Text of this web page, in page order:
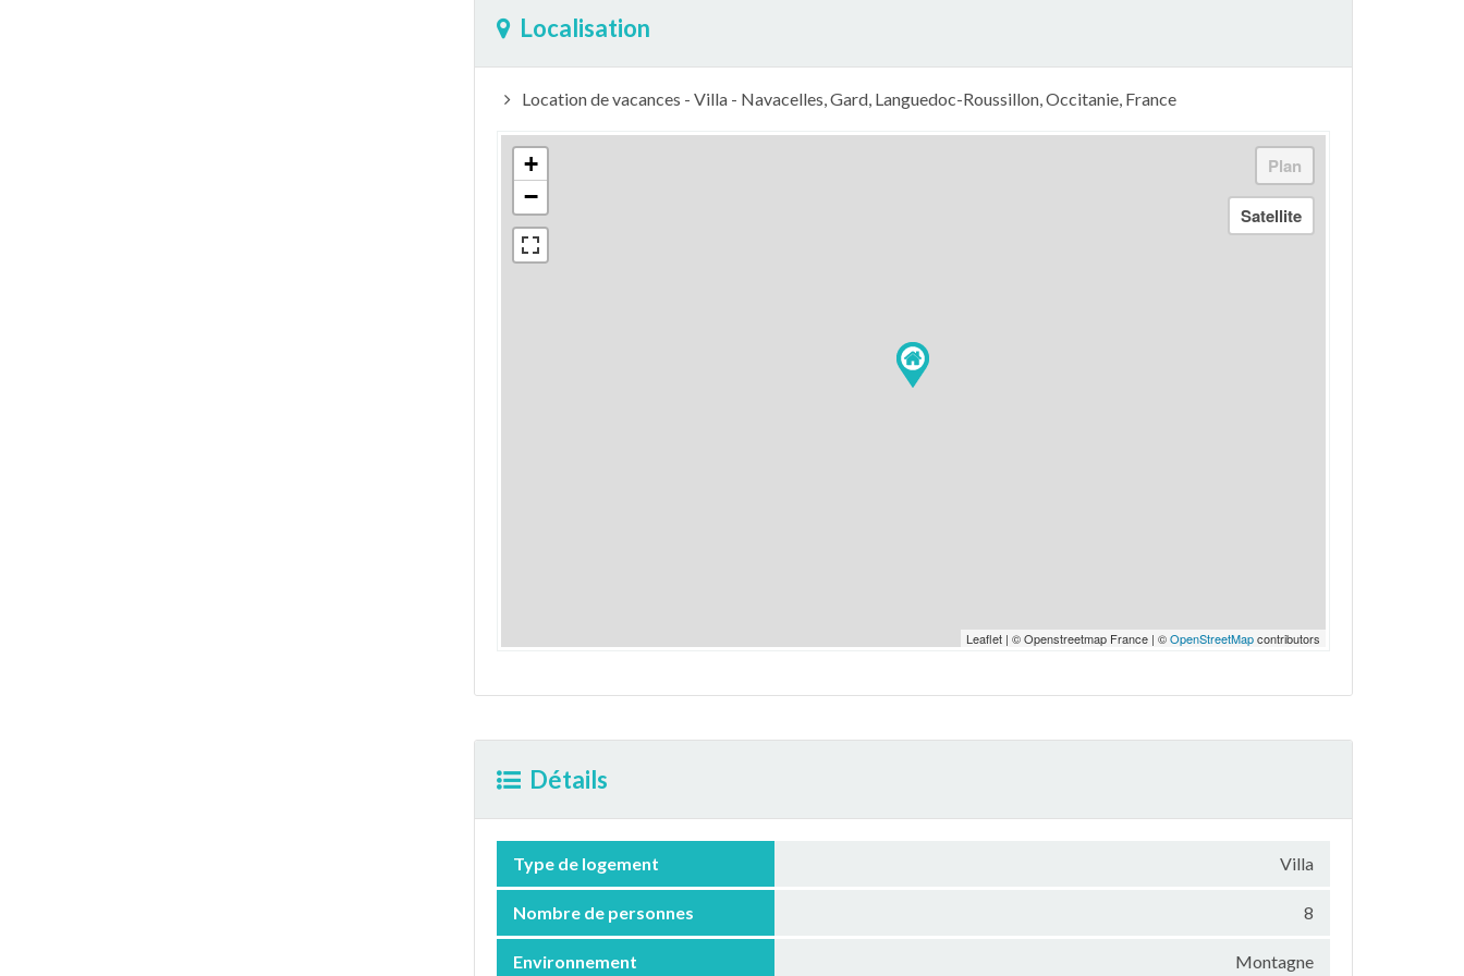
Localisation
Location de vacances - Villa - Navacelles, Gard, Languedoc-Roussillon, Occitanie, France
+
−
Leaflet | © Openstreetmap France | ©OpenStreetMapcontributors
Détails
Type de logement Villa
Nombre de personnes 8
Environnement Montagne